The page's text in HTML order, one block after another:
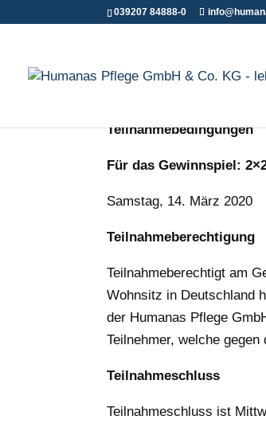
039207 84888-0
Teilnahmebedingungen
Für das Gewinnspiel:
Samstag, 14. März 2020
Teilnahmeberechtigung
Teilnahmeberechtigt am
Wohnsitz in Deutschland
der Humanas Pflege
Teilnehmer, welche
Teilnahmeschluss
Teilnahmeschluss ist